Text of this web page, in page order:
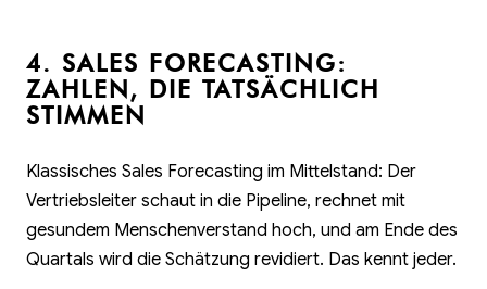
4. SALES FORECASTING:
ZAHLEN, DIE TATSÄCHLICH
STIMMEN
Klassisches Sales Forecasting im Mittelstand: Der
Vertriebsleiter schaut in die Pipeline, rechnet mit
gesundem Menschenverstand hoch, und am Ende des
Quartals wird die Schätzung revidiert. Das kennt jeder.